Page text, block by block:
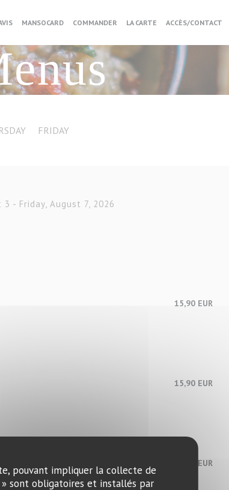
pouvant impliquer la collecte de
» sont obligatoires et installés par
MANSOCARD COMMANDER((OUVRE UNE NOUVELLE
LA CARTE((OUVRE UNE
ACCÈS/CONTACT
FRIDAY
- Friday, August 7, 2026
15,90 EUR
15,90 EUR
15,90 EUR